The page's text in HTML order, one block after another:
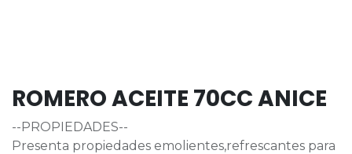
ROMERO ACEITE 70CC ANICE
--PROPIEDADES--
Presenta propiedades emolientes,refrescantes para